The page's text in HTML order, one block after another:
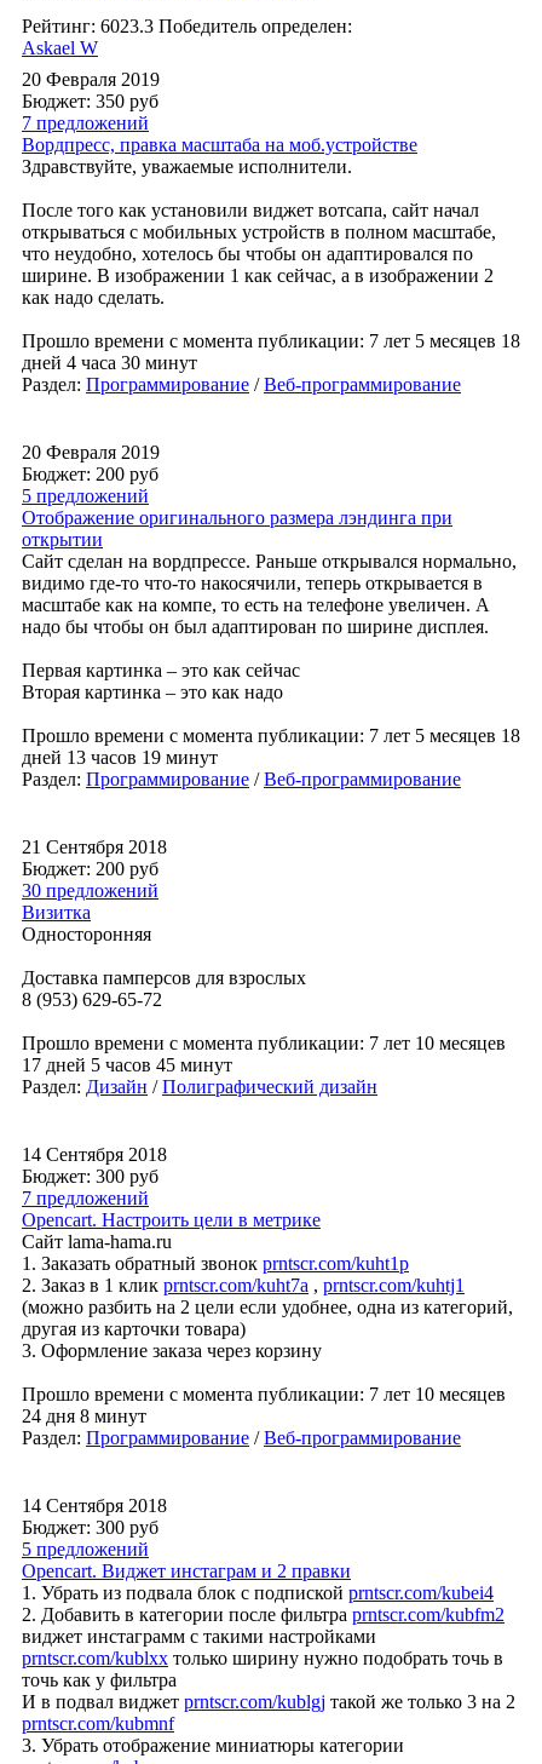
Рейтинг: 6023.3 Победитель определен:
Askael W
20 Февраля 2019
Бюджет: 350 руб
7 предложений
Вордпресс, правка масштаба на моб.устройстве
Здравствуйте, уважаемые исполнители.
После того как установили виджет вотсапа, сайт начал
открываться с мобильных устройств в полном масштабе,
что неудобно, хотелось бы чтобы он адаптировался по
ширине. В изображении 1 как сейчас, а в изображении 2
как надо сделать.
Прошло времени с момента публикации: 7 лет 5 месяцев 18
дней 4 часа 30 минут
Раздел: Программирование /Веб-программирование
20 Февраля 2019
Бюджет: 200 руб
5 предложений
Отображение оригинального размера лэндинга при
открытии
Сайт сделан на вордпрессе. Раньше открывался нормально,
видимо где-то что-то накосячили, теперь открывается в
масштабе как на компе, то есть на телефоне увеличен. А
надо бы чтобы он был адаптирован по ширине дисплея.
Первая картинка – это как сейчас
Вторая картинка – это как надо
Прошло времени с момента публикации: 7 лет 5 месяцев 18
дней 13 часов 19 минут
Раздел: Программирование /Веб-программирование
21 Сентября 2018
Бюджет: 200 руб
30 предложений
Визитка
Односторонняя
Доставка памперсов для взрослых
8 (953) 629-65-72
Прошло времени с момента публикации: 7 лет 10 месяцев
17 дней 5 часов 45 минут
Раздел: Дизайн /Полиграфический дизайн
14 Сентября 2018
Бюджет: 300 руб
7 предложений
Opencart. Настроить цели в метрике
Сайт lama-hama.ru
1. Заказать обратный звонок prntscr.com/kuht1p
2. Заказ в 1 клик prntscr.com/kuht7a , prntscr.com/kuhtj1
(можно разбить на 2 цели если удобнее, одна из категорий,
другая из карточки товара)
3. Оформление заказа через корзину
Прошло времени с момента публикации: 7 лет 10 месяцев
24 дня 8 минут
Раздел: Программирование /Веб-программирование
14 Сентября 2018
Бюджет: 300 руб
5 предложений
Opencart. Виджет инстаграм и 2 правки
1. Убрать из подвала блок с подпиской prntscr.com/kubei4
2. Добавить в категории после фильтра prntscr.com/kubfm2
виджет инстаграмм с такими настройками
prntscr.com/kublxx только ширину нужно подобрать точь в
точь как у фильтра
И в подвал виджет prntscr.com/kublgj такой же только 3 на 2
prntscr.com/kubmnf
3. Убрать отображение миниатюры категории